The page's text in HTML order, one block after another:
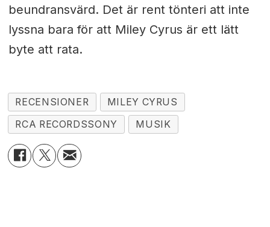
beundransvärd. Det är rent tönteri att inte
lyssna bara för att Miley Cyrus är ett lätt
byte att rata.
RECENSIONER
MILEY CYRUS
RCA RECORDSSONY
MUSIK